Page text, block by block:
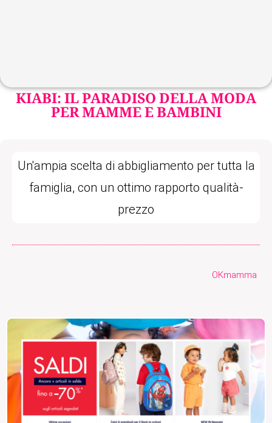
KIABI: IL PARADISO DELLA MODA
PER MAMME E BAMBINI
Un'ampia scelta di abbigliamento per tutta la
famiglia, con un ottimo rapporto qualità-
prezzo
OKmamma